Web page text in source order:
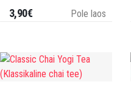
Pole laos
3,90€